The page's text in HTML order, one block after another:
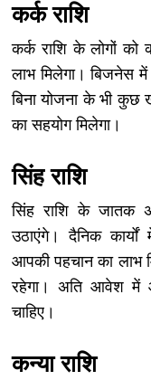
कर्क राशि
कर्क राशि के लोगों को
लाभ मिलेगा। बिजनेस
बिना योजना के भी कुछ
का सहयोग मिलेगा।
सिंह राशि
सिंह राशि के जातक
उठाएंगे। दैनिक
आपकी पहचान का लाभ
रहेगा। अति आवेश में
चाहिए।
कन्या राशि